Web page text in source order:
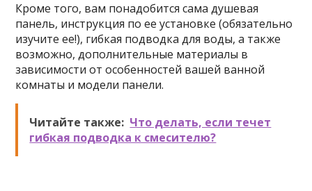
Кроме того, вам понадобится сама душевая
панель, инструкция по ее установке (обязательно
изучите ее!), гибкая подводка для воды, а также
возможно, дополнительные материалы в
зависимости от особенностей вашей ванной
комнаты и модели панели.
Читайте также: Что делать, если течет
гибкая подводка к смесителю?